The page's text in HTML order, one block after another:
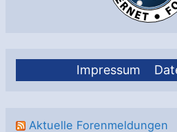
Impressum
Aktuelle Forenmeldungen